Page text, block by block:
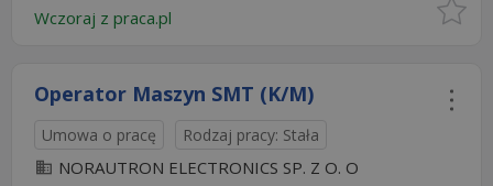
Wczoraj z praca.pl
Operator Maszyn SMT (K/M)
Umowa o pracę Rodzaj pracy: Stała
NORAUTRON ELECTRONICS SP. Z O. O